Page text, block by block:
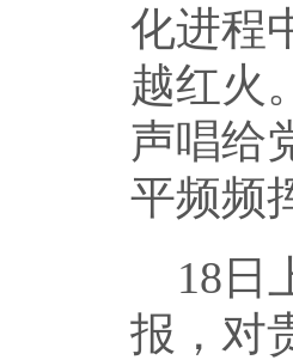
化进程
越红火
声唱给
平频频
18 日
报，对